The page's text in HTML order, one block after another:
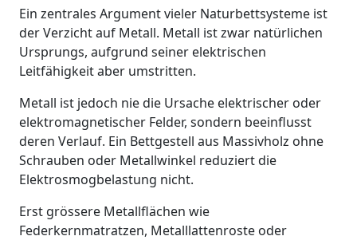
Ein zentrales Argument vieler Naturbettsysteme ist
der Verzicht auf Metall. Metall ist zwar natürlichen
Ursprungs, aufgrund seiner elektrischen
Leitfähigkeit aber umstritten.
Metall ist jedoch nie die Ursache elektrischer oder
elektromagnetischer Felder, sondern beeinflusst
deren Verlauf. Ein Bettgestell aus Massivholz ohne
Schrauben oder Metallwinkel reduziert die
Elektrosmogbelastung nicht.
Erst grössere Metallflächen wie
Federkernmatratzen, Metalllattenroste oder